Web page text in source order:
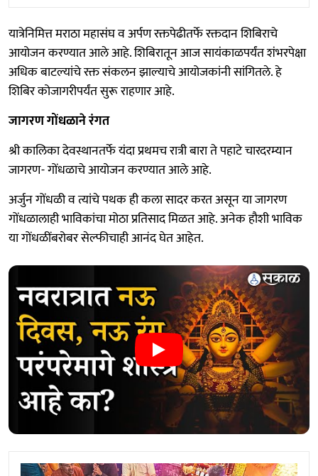
यात्रेनिमित्त मराठा महासंघ व अर्पण रक्तपेढीतर्फे रक्तदान शिबिराचे
आयोजन करण्यात आले आहे. शिबिरातून आज सायंकाळपर्यंत शंभरपेक्षा
अधिक बाटल्यांचे रक्त संकलन झाल्याचे आयोजकांनी सांगितले. हे
शिबिर कोजागरीपर्यंत सुरू राहणार आहे.
जागरण गोंधळाने रंगत
श्री कालिका देवस्थानतर्फे यंदा प्रथमच रात्री बारा ते पहाटे चारदरम्यान
जागरण- गोंधळाचे आयोजन करण्यात आले आहे.
अर्जुन गोंधळी व त्यांचे पथक ही कला सादर करत असून या जागरण
गोंधळालाही भाविकांचा मोठा प्रतिसाद मिळत आहे. अनेक हौशी भाविक
या गोंधळींबरोबर सेल्फीचाही आनंद घेत आहेत.